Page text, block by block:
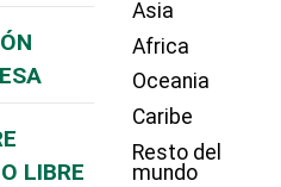
LIBRE
Asia
Africa
Oceania
Caribe
Resto del
mundo